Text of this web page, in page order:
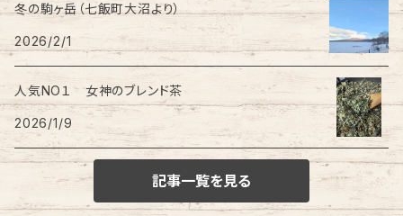
冬の駒ヶ岳（七飯町大沼より）
2026/2/1
人気NO１ 女神のブレンド茶
2026/1/9
記事一覧を見る